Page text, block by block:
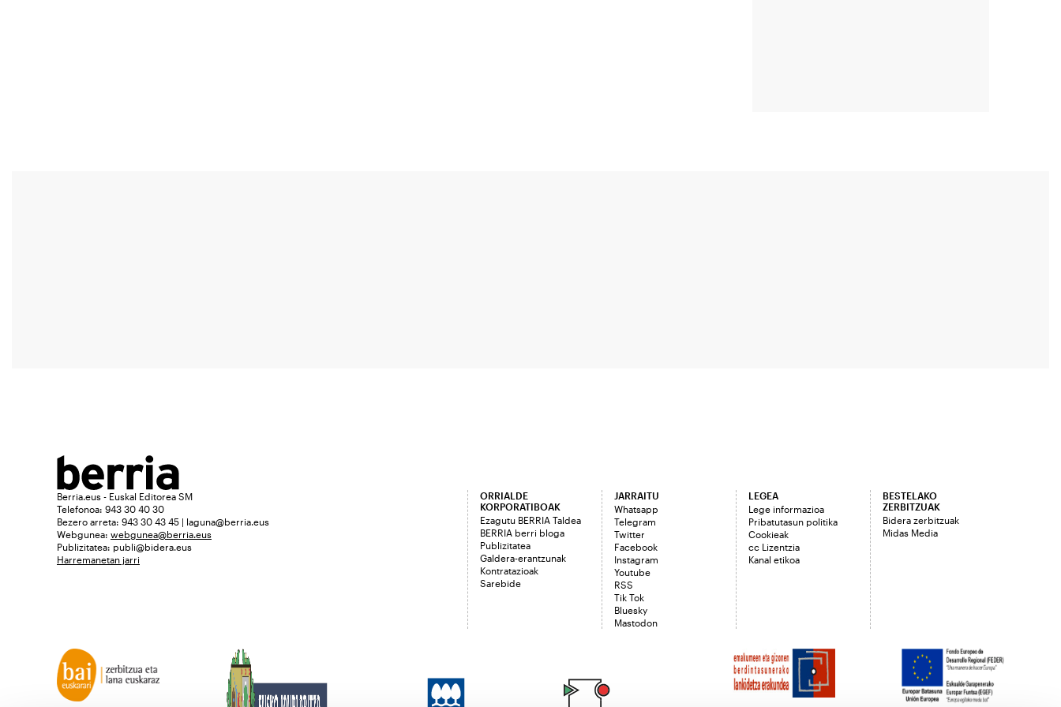
Berria.eus - Euskal Editorea SM
Telefonoa: 943 30 40 30
Bezero arreta: 943 30 43 45 | laguna@berria.eus
Webgunea: webgunea@berria.eus
Publizitatea: publi@bidera.eus
Harremanetan jarri
ORRIALDE
KORPORATIBOAK
Ezagutu BERRIA Taldea
BERRIA berri bloga
Publizitatea
Galdera-erantzunak
Kontratazioak
Sarebide
JARRAITU
Whatsapp
Telegram
Twitter
Facebook
Instagram
Youtube
RSS
Tik Tok
Bluesky
Mastodon
LEGEA
Lege informazioa
Pribatutasun politika
Cookieak
cc Lizentzia
Kanal etikoa
BESTELAKO
ZERBITZUAK
Bidera zerbitzuak
Midas Media